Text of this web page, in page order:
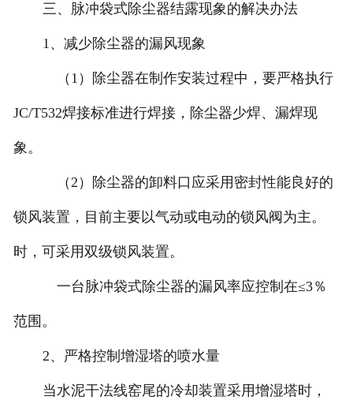
三、脉冲袋式除尘器结露现象的解决办法
1、减少除尘器的漏风现象
（1）除尘器在制作安装过程中，要严格执行
JC/T532焊接标准进行焊接，除尘器少焊、漏焊现
象。
（2）除尘器的卸料口应采用密封性能良好的
锁风装置，目前主要以气动或电动的锁风阀为主。
时，可采用双级锁风装置。
一台脉冲袋式除尘器的漏风率应控制在≤3％
范围。
2、严格控制增湿塔的喷水量
当水泥干法线窑尾的冷却装置采用增湿塔时，